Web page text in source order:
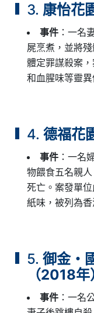
3. 康怡花
事件 ：一名
屍烹煮，並將
體定罪謀殺案
和血腥味等靈異
4.德福花
事件 ：一名
物餵食五名親
死亡。案發單
紙味，被列為
5.御金・
（2018年
事件 ：一名